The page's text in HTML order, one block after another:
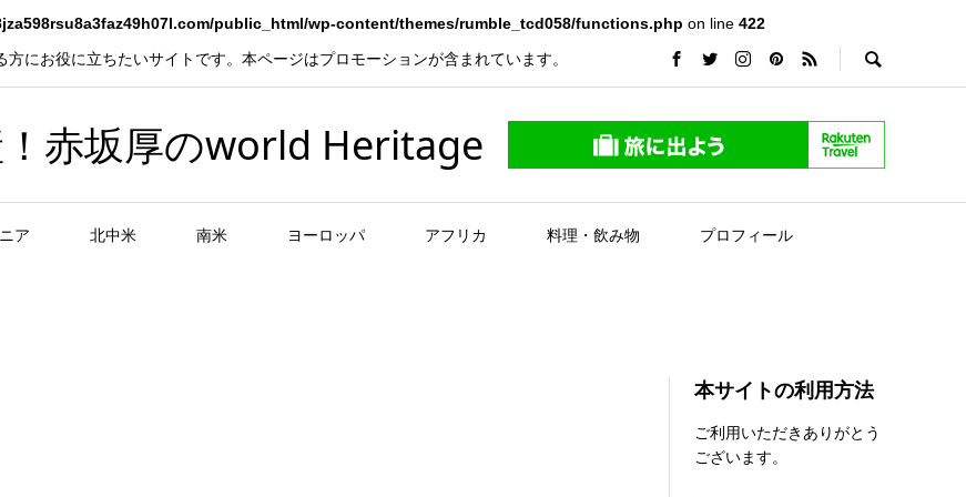
public_html/wp-content/themes/rumble_tcd058/functions.php on line 422
にお役に立ちたいサイトです。本ページはプロモーションが含まれています。
赤坂厚のworld Heritage
ア 北中米 南米 ヨーロッパ アフリカ 料理・飲み物 プロフィール
本サイトの利用方法
ご利用いただきありがとう
ございます。